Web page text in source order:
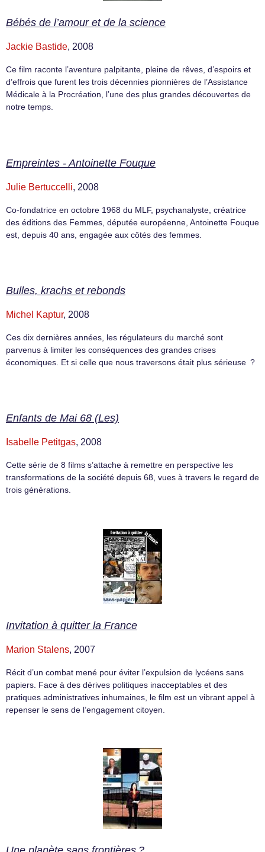
Bébés de l’amour et de la science
Jackie Bastide, 2008
Ce film raconte l’aventure palpitante, pleine de rêves, d’espoirs et
d’effrois que furent les trois décennies pionnières de l’Assistance
Médicale à la Procréation, l’une des plus grandes découvertes de
notre temps.
Empreintes - Antoinette Fouque
Julie Bertuccelli, 2008
Co-fondatrice en octobre 1968 du MLF, psychanalyste, créatrice
des éditions des Femmes, députée européenne, Antoinette Fouque
est, depuis 40 ans, engagée aux côtés des femmes.
Bulles, krachs et rebonds
Michel Kaptur, 2008
Ces dix dernières années, les régulateurs du marché sont
parvenus à limiter les conséquences des grandes crises
économiques. Et si celle que nous traversons était plus sérieuse ?
Enfants de Mai 68 (Les)
Isabelle Petitgas, 2008
Cette série de 8 films s’attache à remettre en perspective les
transformations de la société depuis 68, vues à travers le regard de
trois générations.
Invitation à quitter la France
Marion Stalens, 2007
Récit d’un combat mené pour éviter l’expulsion de lycéens sans
papiers. Face à des dérives politiques inacceptables et des
pratiques administratives inhumaines, le film est un vibrant appel à
repenser le sens de l’engagement citoyen.